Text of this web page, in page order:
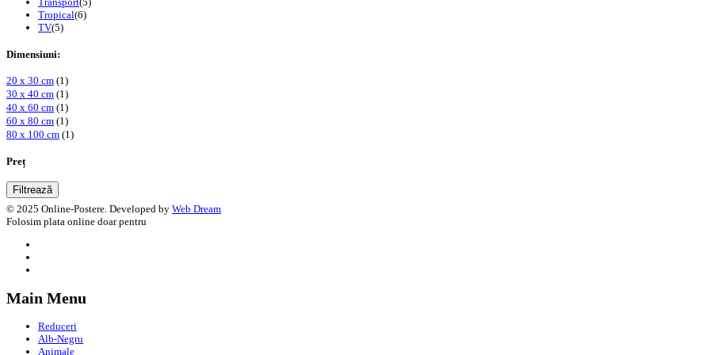
Tropical(6)
TV(5)
Dimensiuni:
20 x 30 cm (1)
30 x 40 cm (1)
40 x 60 cm (1)
60 x 80 cm (1)
80 x 100 cm (1)
Preț
Filtrează
© 2025 Online-Postere. Developed by Web Dream
Folosim plata online doar pentru
Main Menu
Reduceri
Alb-Negru
Animale